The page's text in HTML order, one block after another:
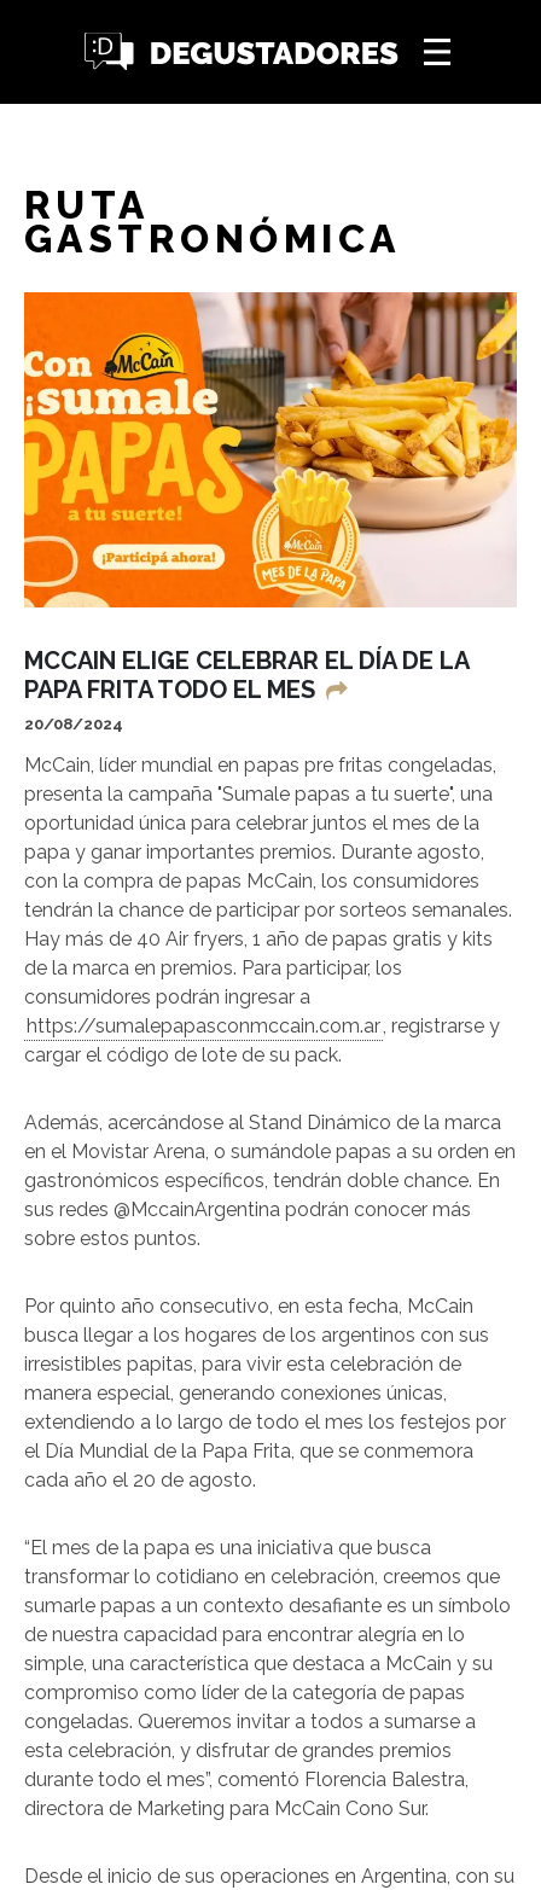
RUTA
GASTRONÓMICA
MCCAIN ELIGE CELEBRAR EL DÍA DE LA
PAPA FRITA TODO EL MES
20/08/2024
McCain, líder mundial en papas pre fritas congeladas,
presenta la campaña "Sumale papas a tu suerte", una
oportunidad única para celebrar juntos el mes de la
papa y ganar importantes premios. Durante agosto,
con la compra de papas McCain, los consumidores
tendrán la chance de participar por sorteos semanales.
Hay más de 40 Air fryers, 1 año de papas gratis y kits
de la marca en premios. Para participar, los
consumidores podrán ingresar a
https://sumalepapasconmccain.com.ar, registrarse y
cargar el código de lote de su pack.
Además, acercándose al Stand Dinámico de la marca
en el Movistar Arena, o sumándole papas a su orden en
gastronómicos específicos, tendrán doble chance. En
sus redes @MccainArgentina podrán conocer más
sobre estos puntos.
Por quinto año consecutivo, en esta fecha, McCain
busca llegar a los hogares de los argentinos con sus
irresistibles papitas, para vivir esta celebración de
manera especial, generando conexiones únicas,
extendiendo a lo largo de todo el mes los festejos por
el Día Mundial de la Papa Frita, que se conmemora
cada año el 20 de agosto.
“El mes de la papa es una iniciativa que busca
transformar lo cotidiano en celebración, creemos que
sumarle papas a un contexto desafiante es un símbolo
de nuestra capacidad para encontrar alegría en lo
simple, una característica que destaca a McCain y su
compromiso como líder de la categoría de papas
congeladas. Queremos invitar a todos a sumarse a
esta celebración, y disfrutar de grandes premios
durante todo el mes”, comentó Florencia Balestra,
directora de Marketing para McCain Cono Sur.
Desde el inicio de sus operaciones en Argentina, con su